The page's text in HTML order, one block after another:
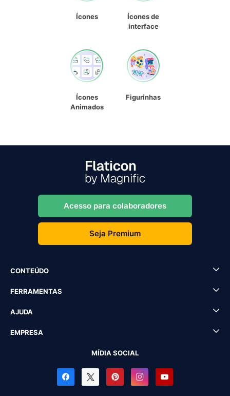
Ícones
Ícones de
interface
Ícones
Animados
Figurinhas
Acesso para colaboradores
Seja Premium
CONTEÚDO
FERRAMENTAS
AJUDA
EMPRESA
MÍDIA SOCIAL